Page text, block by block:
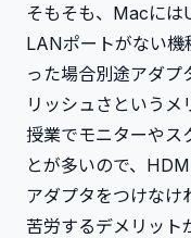
そもそも、Macには
LANポートがない機
った場合別途アダプ
リッシュさという
授業でモニターやス
とが多いので、
アダプタをつけなけ
苦労するデメリット